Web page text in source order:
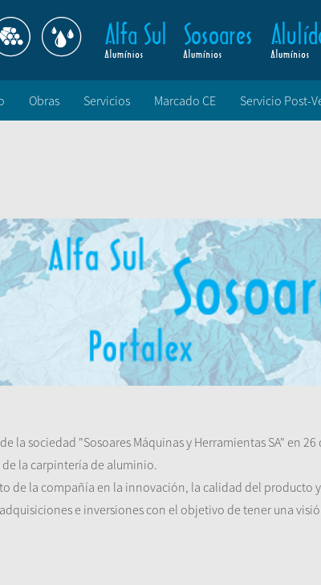
Obras Servicios Marcado CE Servicio Post-
la sociedad "Sosoares Máquinas y Herramientas SA" en
la carpintería de aluminio.
de la compañía en la innovación, la calidad del producto
e inversiones con el objetivo de tener una